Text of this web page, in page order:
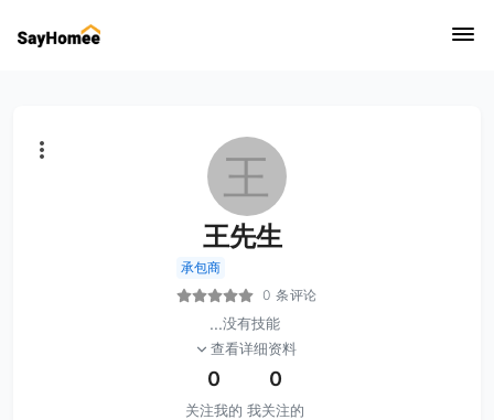
王
王先生
承包商
0 条评论
...没有技能
查看详细资料
0
关注我的
0
我关注的